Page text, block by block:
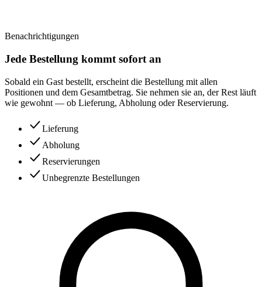
Benachrichtigungen
Jede Bestellung kommt sofort an
Sobald ein Gast bestellt, erscheint die Bestellung mit allen
Positionen und dem Gesamtbetrag. Sie nehmen sie an, der Rest läuft
wie gewohnt — ob Lieferung, Abholung oder Reservierung.
Lieferung
Abholung
Reservierungen
Unbegrenzte Bestellungen